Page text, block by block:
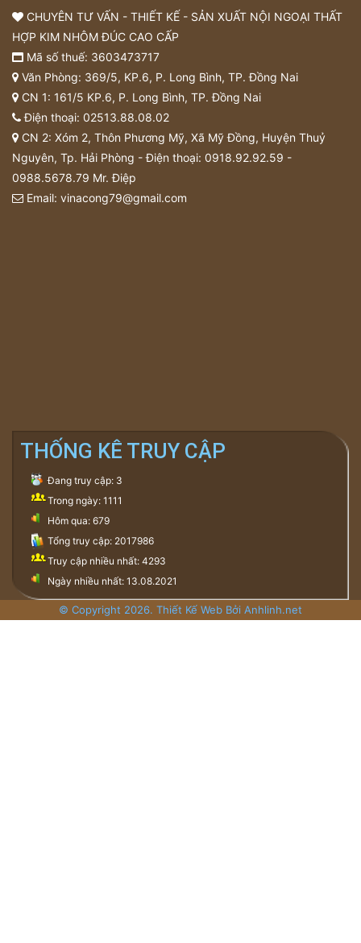
CHUYÊN TƯ VẤN - THIẾT KẾ - SẢN XUẤT NỘI NGOẠI THẤT
HỢP KIM NHÔM ĐÚC CAO CẤP
Mã số thuế: 3603473717
Văn Phòng: 369/5, KP.6, P. Long Bình, TP. Đồng Nai
CN 1: 161/5 KP.6, P. Long Bình, TP. Đồng Nai
Điện thoại: 02513.88.08.02
CN 2: Xóm 2, Thôn Phương Mỹ, Xã Mỹ Đồng, Huyện Thuỷ
Nguyên, Tp. Hải Phòng - Điện thoại: 0918.92.92.59 -
0988.5678.79 Mr. Điệp
Email: vinacong79@gmail.com
THỐNG KÊ TRUY CẬP
Đang truy cập: 3
Trong ngày: 1111
Hôm qua: 679
Tổng truy cập: 2017986
Truy cập nhiều nhất: 4293
Ngày nhiều nhất: 13.08.2021
© Copyright 2026. Thiết Kế Web Bởi Anhlinh.net